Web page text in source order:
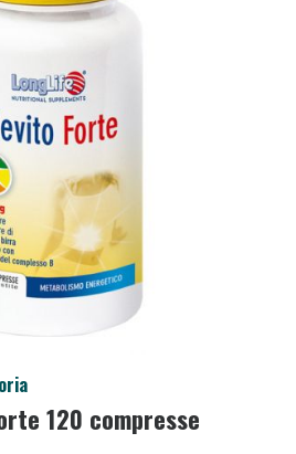
120 compresse
per OGGI!
oggi Sconto extra fino al